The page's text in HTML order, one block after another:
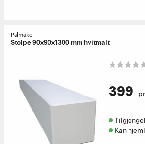
Palmako
Stolpe 90x90x1300 mm hvitmalt
399
Kan